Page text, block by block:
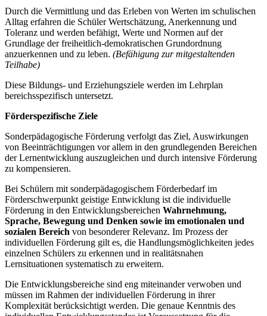
Durch die Vermittlung und das Erleben von Werten im schulischen
Alltag erfahren die Schüler Wertschätzung, Anerkennung und
Toleranz und werden befähigt, Werte und Normen auf der
Grundlage der freiheitlich-demokratischen Grundordnung
anzuerkennen und zu leben. (Befähigung zur mitgestaltenden
Teilhabe)
Diese Bildungs- und Erziehungsziele werden im Lehrplan
bereichsspezifisch untersetzt.
Förderspezifische Ziele
Sonderpädagogische Förderung verfolgt das Ziel, Auswirkungen
von Beeinträchtigungen vor allem in den grundlegenden Bereichen
der Lernentwicklung auszugleichen und durch intensive Förderung
zu kompensieren.
Bei Schülern mit sonderpädagogischem Förderbedarf im
Förderschwerpunkt geistige Entwicklung ist die individuelle
Förderung in den Entwicklungsbereichen Wahrnehmung,
Sprache, Bewegung und Denken sowie im emotionalen und
sozialen Bereich von besonderer Relevanz. Im Prozess der
individuellen Förderung gilt es, die Handlungsmöglichkeiten jedes
einzelnen Schülers zu erkennen und in realitätsnahen
Lernsituationen systematisch zu erweitern.
Die Entwicklungsbereiche sind eng miteinander verwoben und
müssen im Rahmen der individuellen Förderung in ihrer
Komplexität berücksichtigt werden. Die genaue Kenntnis des